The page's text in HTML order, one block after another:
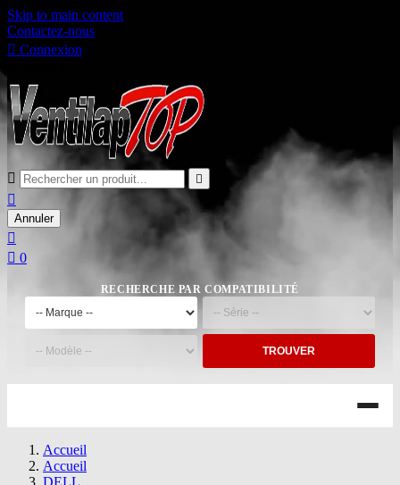
Skip to main content
Contactez-nous
 Connexion
 

Annuler

 0
RECHERCHE PAR COMPATIBILITÉ
TROUVER
Accueil
Accueil
DELL